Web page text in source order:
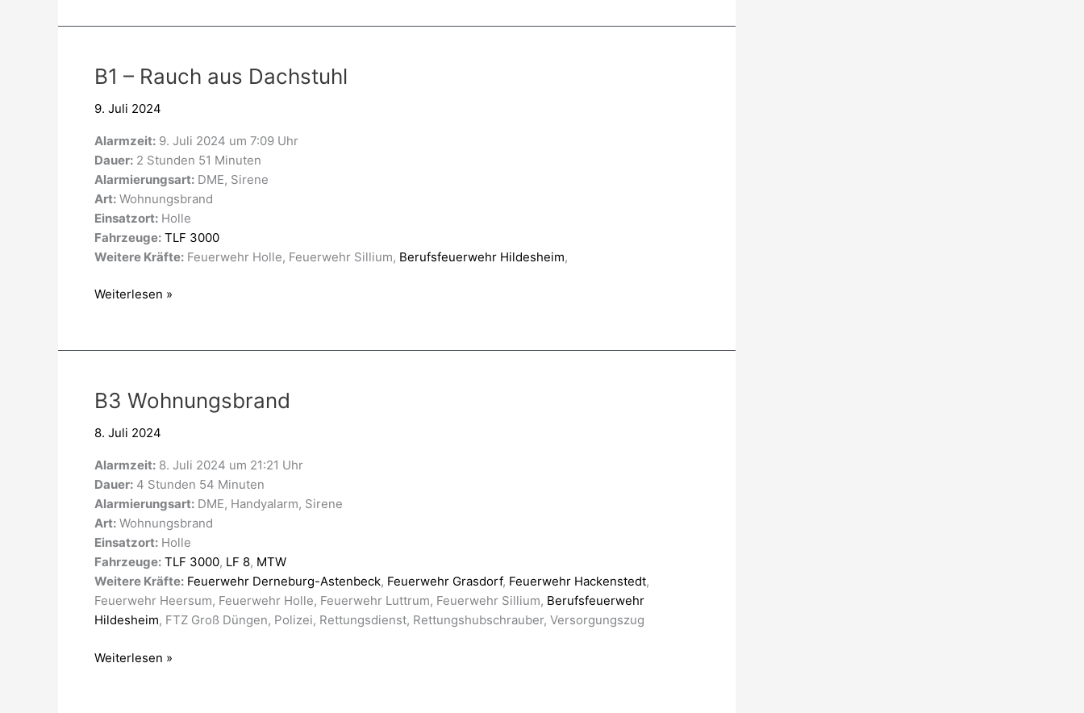
B1 – Rauch aus Dachstuhl
9. Juli 2024
Alarmzeit: 9. Juli 2024 um 7:09 Uhr
Dauer: 2 Stunden 51 Minuten
Alarmierungsart: DME, Sirene
Art: Wohnungsbrand
Einsatzort: Holle
Fahrzeuge: TLF 3000
Weitere Kräfte: Feuerwehr Holle, Feuerwehr Sillium, Berufsfeuerwehr Hildesheim,
B1
Rauch
Dachstuhl
Weiterlesen »
B3 Wohnungsbrand
8. Juli 2024
Alarmzeit: 8. Juli 2024 um 21:21 Uhr
Dauer: 4 Stunden 54 Minuten
Alarmierungsart: DME, Handyalarm, Sirene
Art: Wohnungsbrand
Einsatzort: Holle
Fahrzeuge: TLF 3000, LF 8, MTW
Weitere Kräfte: Feuerwehr Derneburg-Astenbeck, Feuerwehr Grasdorf, Feuerwehr Hackenstedt,
Feuerwehr Heersum, Feuerwehr Holle, Feuerwehr Luttrum, Feuerwehr Sillium, Berufsfeuerwehr
Hildesheim, FTZ Groß Düngen, Polizei, Rettungsdienst, Rettungshubschrauber, Versorgungszug
B3
Weiterlesen »